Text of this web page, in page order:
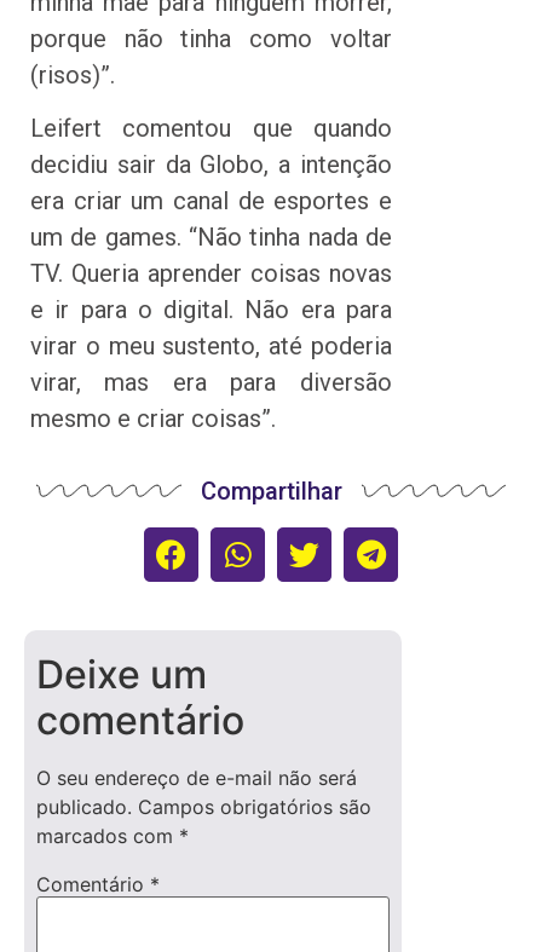
porque não tinha como voltar
(risos)”.
Leifert comentou que quando
decidiu sair da Globo, a intenção
era criar um canal de esportes e
um de games. “Não tinha nada de
TV. Queria aprender coisas novas
e ir para o digital. Não era para
virar o meu sustento, até poderia
virar, mas era para diversão
mesmo e criar coisas”.
Compartilhar
Deixe um
comentário
O seu endereço de e-mail não será
publicado. Campos obrigatórios são
marcados com *
Comentário *